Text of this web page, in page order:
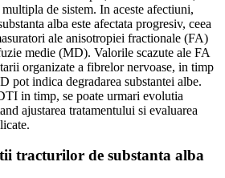
de sistem. In aceste afectiuni,
alba este afectata progresiv, ceea
ale anisotropiei fractionale (FA)
medie (MD). Valorile scazute ale FA
organizate a fibrelor nervoase, in timp
pot indica degradarea substantei albe.
in timp, se poate urmari evolutia
ajustarea tratamentului si evaluarea
tracturilor de substanta alba